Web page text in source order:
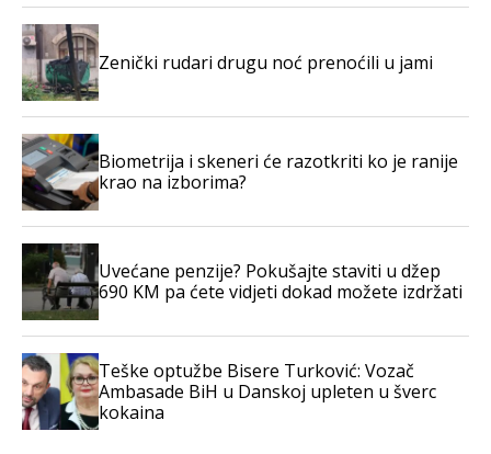
Zenički rudari drugu noć prenoćili u jami
Biometrija i skeneri će razotkriti ko je ranije
krao na izborima?
Uvećane penzije? Pokušajte staviti u džep
690 KM pa ćete vidjeti dokad možete izdržati
Teške optužbe Bisere Turković: Vozač
Ambasade BiH u Danskoj upleten u šverc
kokaina